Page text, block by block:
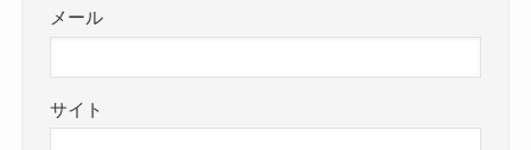
メール
サイト